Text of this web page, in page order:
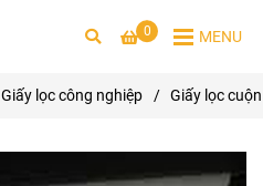
0 MENU
Giấy lọc công nghiệp / Giấy lọc